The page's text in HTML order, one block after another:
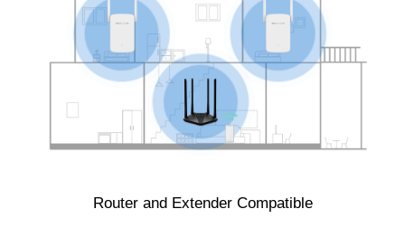
Router and Extender Compatible